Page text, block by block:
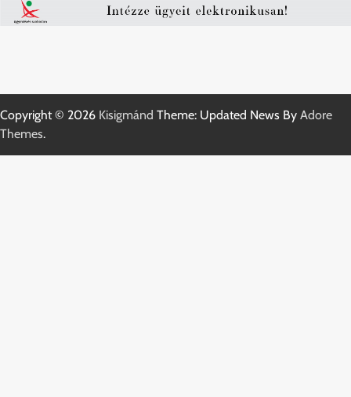
Copyright © 2026 Kisigmánd Theme: Updated News By Adore
Themes.